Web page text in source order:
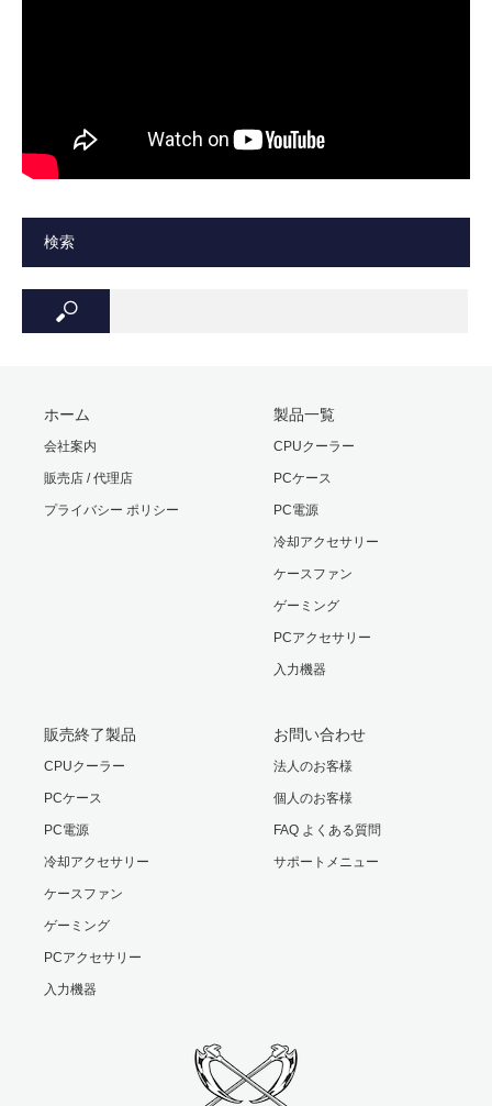
検索
ホーム
会社案内
販売店 / 代理店
プライバシー ポリシー
製品一覧
CPUクーラー
PCケース
PC電源
冷却アクセサリー
ケースファン
ゲーミング
PCアクセサリー
入力機器
販売終了製品
CPUクーラー
PCケース
PC電源
冷却アクセサリー
ケースファン
ゲーミング
PCアクセサリー
入力機器
お問い合わせ
法人のお客様
個人のお客様
FAQ よくある質問
サポートメニュー